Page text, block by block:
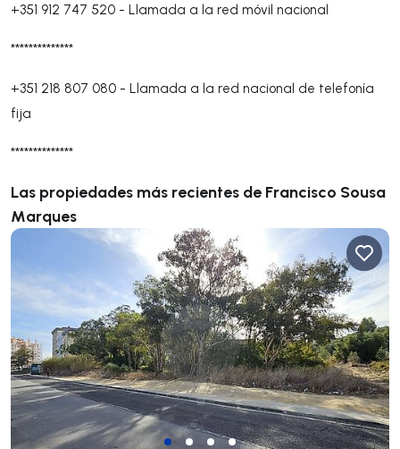
+351 912 747 520 - Llamada a la red móvil nacional
**************
+351 218 807 080 - Llamada a la red nacional de telefonía
fija
**************
Las propiedades más recientes de Francisco Sousa
Marques